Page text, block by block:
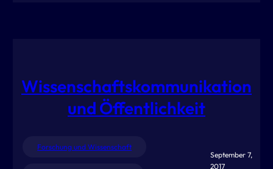
Wissenschaftskommunikation
und Öffentlichkeit
Forschung und Wissenschaft
September 7,
2017